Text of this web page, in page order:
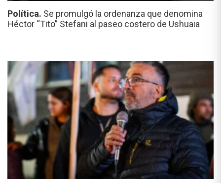
Política. Se promulgó la ordenanza que denomina
Héctor “Tito” Stefani al paseo costero de Ushuaia